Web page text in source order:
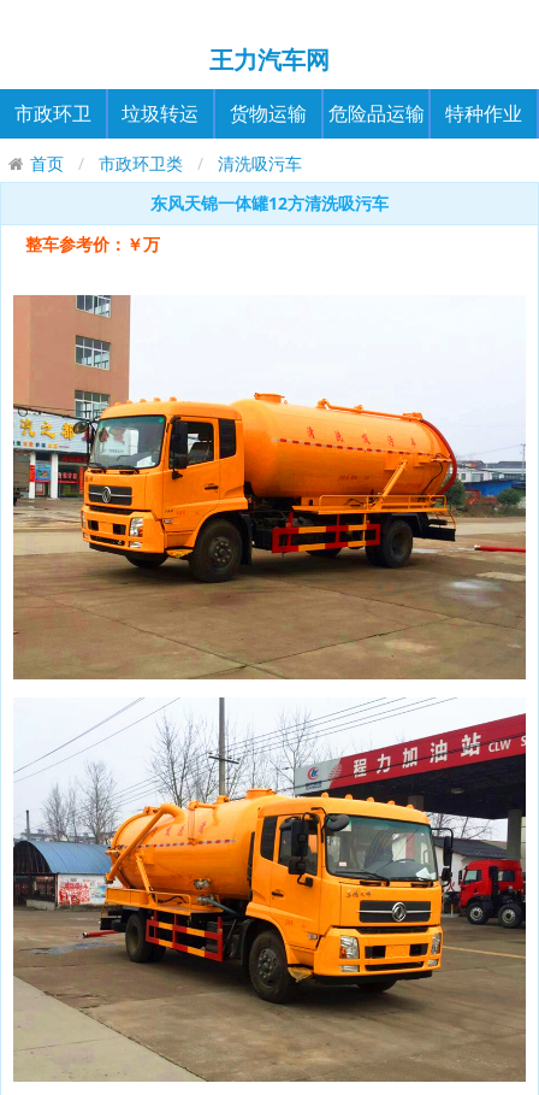
王力汽车网
市政环卫 垃圾转运 货物运输 危险品运输 特种作业
首页 市政环卫类
清洗吸污车
东风天锦一体罐12方清洗吸污车
整车参考价：￥万